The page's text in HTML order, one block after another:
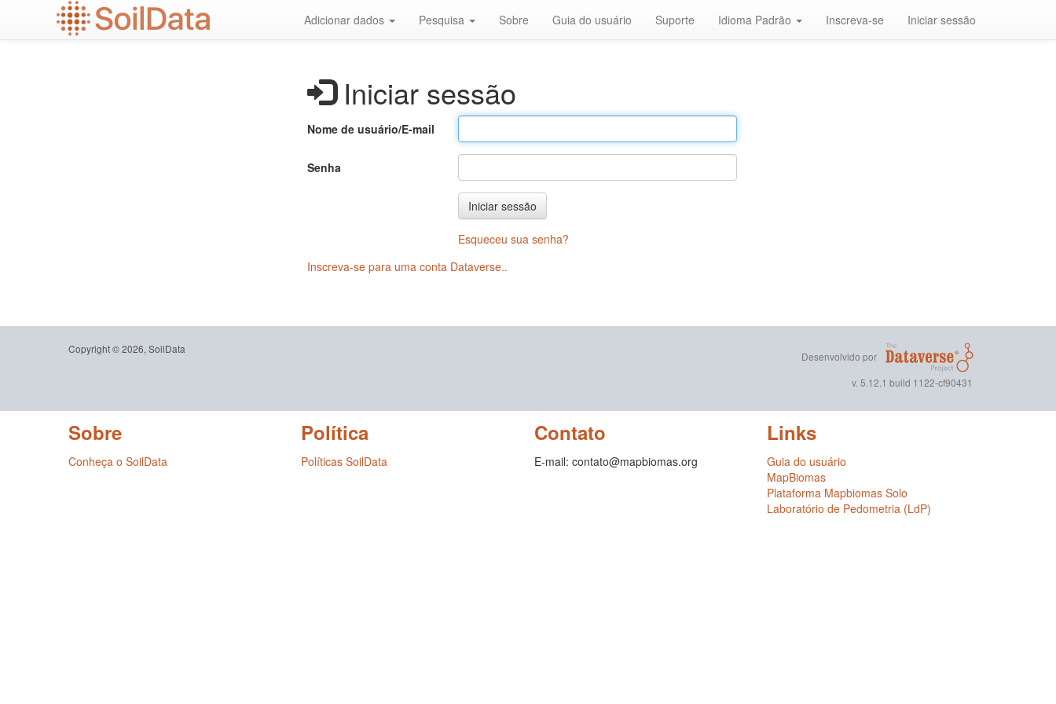
Adicionar dados Pesquisa Sobre Guia do usuário Suporte Idioma Padrão Inscreva-se Iniciar sessão
Iniciar sessão
Nome de usuário/E-mail
Senha
Iniciar sessão
Esqueceu sua senha?
Inscreva-se para uma conta Dataverse..
Copyright © 2026, SoilData
Desenvolvido por
v. 5.12.1 build 1122-cf90431
Sobre
Conheça o SoilData
Política
Políticas SoilData
Contato
E-mail: contato@mapbiomas.org
Links
Guia do usuário
MapBiomas
Plataforma Mapbiomas Solo
Laboratório de Pedometria (LdP)